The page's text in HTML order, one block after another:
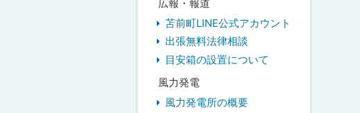
広報・報道
苫前町LINE公式アカウント
出張無料法律相談
目安箱の設置について
風力発電
風力発電所の概要